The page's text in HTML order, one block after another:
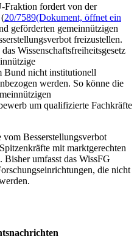
fordert von der
20/7589(Dokument, öffnet ein
geförderten gemeinnützigen
freizustellen.
Wissenschaftsfreiheitsgesetz
Bund nicht institutionell
werden. So könne die
um qualifizierte Fachkräfte
Besserstellungsverbot
mit marktgerechten
Bisher umfasst das WissFG
die nicht